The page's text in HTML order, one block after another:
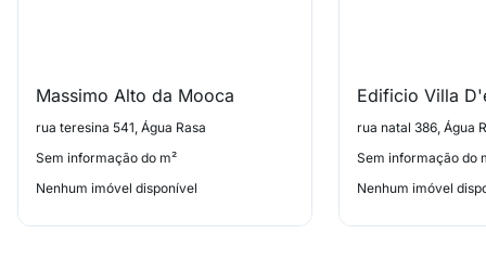
Massimo Alto da Mooca
rua teresina 541, Água Rasa
Sem informação do m²
Nenhum imóvel disponível
Edificio Villa
rua natal 386, Água
Sem informação do
Nenhum imóvel